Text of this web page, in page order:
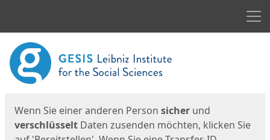
Start
Wenn Sie einer anderen Person sicher und
verschlüsselt Daten zusenden möchten, klicken Sie